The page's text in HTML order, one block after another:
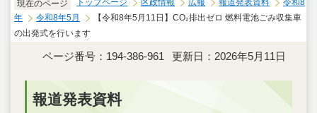
現在のページ トップページ 区政情報 広報 報道発表資料
令和8
年
令和8年5月
【令和8年5月11日】CO₂排出ゼロ 燃料電池ごみ収集車
の出発式を行います
ページ番号：194-386-961 更新日：2026年5月11日
報道発表資料